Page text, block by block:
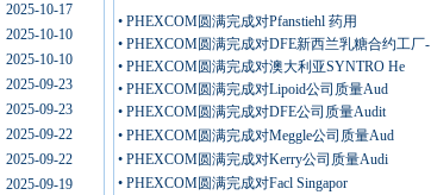
2025-10-17
2025-10-10
2025-10-10
2025-09-23
2025-09-23
2025-09-22
2025-09-22
2025-09-19
• PHEXCOM圆满完成对Pfanstiehl 药用
• PHEXCOM圆满完成对DFE新西兰乳糖合约工厂-
• PHEXCOM圆满完成对澳大利亚SYNTRO He
• PHEXCOM圆满完成对Lipoid公司质量Aud
• PHEXCOM圆满完成对DFE公司质量Audit
• PHEXCOM圆满完成对Meggle公司质量Aud
• PHEXCOM圆满完成对Kerry公司质量Audi
• PHEXCOM圆满完成对Facl Singapor